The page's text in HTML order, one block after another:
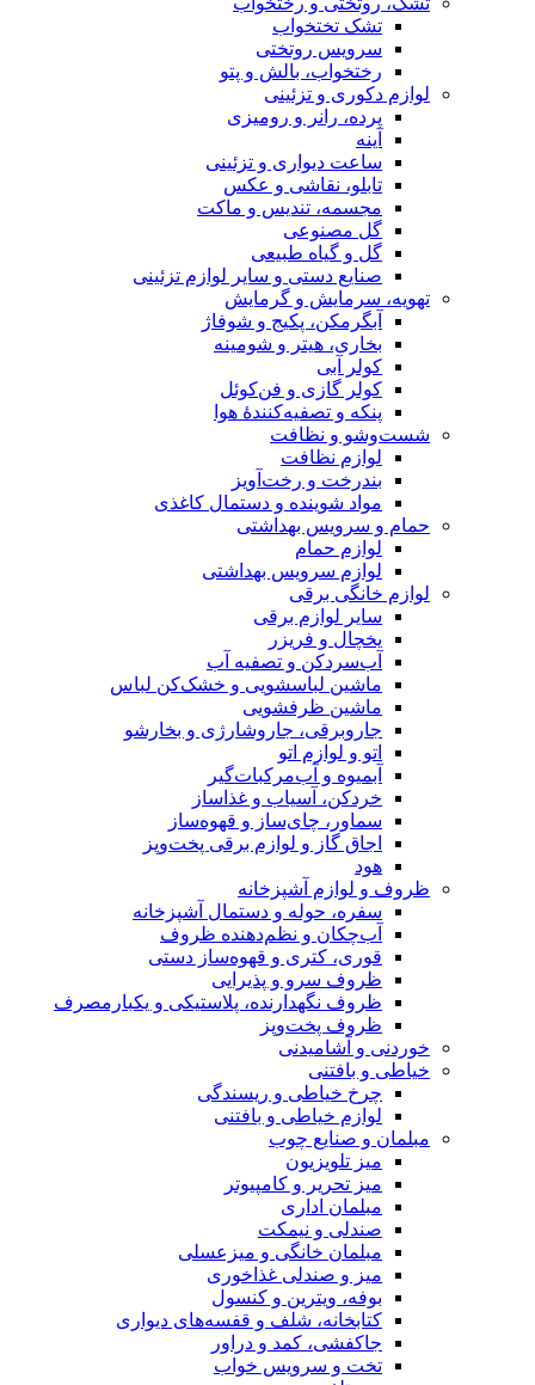
تشک تختخواب
سرویس روتختی
رختخواب، بالش و پتو
لوازم دکوری و تزئینی
پرده، رانر و رومیزی
آینه
ساعت دیواری و تزئینی
تابلو، نقاشی و عکس
مجسمه، تندیس و ماکت
گل مصنوعی
گل و گیاه طبیعی
صنایع دستی و سایر لوازم تزئینی
تهویه، سرمایش و گرمایش
آبگرمکن، پکیج و شوفاژ
بخاری، هیتر و شومینه
کولر آبی
کولر گازی و فن‌کوئل
پنکه و تصفیه‌کنندهٔ هوا
شست‌وشو و نظافت
لوازم نظافت
بندرخت و رخت‌آویز
مواد شوینده و دستمال کاغذی
حمام و سرویس بهداشتی
لوازم حمام
لوازم سرویس بهداشتی
لوازم خانگی برقی
سایر لوازم برقی
یخچال و فریزر
آب‌سردکن و تصفیه آب
ماشین لباسشویی و خشک‌کن لباس
ماشین ظرفشویی
جاروبرقی، جاروشارژی و بخارشو
اتو و لوازم اتو
آبمیوه و آب‌مرکبات‌گیر
خردکن، آسیاب و غذاساز
سماور، چای‌ساز و قهوه‌ساز
اجاق گاز و لوازم برقی پخت‌وپز
هود
ظروف و لوازم آشپزخانه
سفره، حوله و دستمال آشپزخانه
آب‌چکان و نظم‌دهنده ظروف
قوری، کتری و قهوه‌ساز دستی
ظروف سرو و پذیرایی
ظروف نگهدارنده، پلاستیکی و یکبارمصرف
ظروف پخت‌وپز
خوردنی و آشامیدنی
خیاطی و بافتنی
چرخ خیاطی و ریسندگی
لوازم خیاطی و بافتنی
مبلمان و صنایع چوب
میز تلویزیون
میز تحریر و کامپیوتر
مبلمان اداری
صندلی و نیمکت
مبلمان خانگی و میزعسلی
میز و صندلی غذاخوری
بوفه، ویترین و کنسول
کتابخانه، شلف و قفسه‌های دیواری
جاکفشی، کمد و دراور
تخت و سرویس خواب